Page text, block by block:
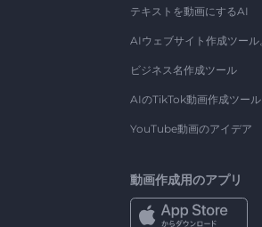
テキストを動画にするAI
AIウェブサイト作成ツール。
ビジネス名作成ツール
AIのTikTok動画作成ツール
YouTube動画のアイデア
動画作成用のアプリ